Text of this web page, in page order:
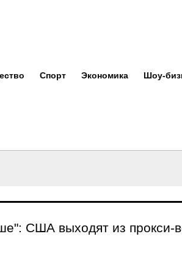
Спорт Экономика Шоу-
США выходят из прокси-